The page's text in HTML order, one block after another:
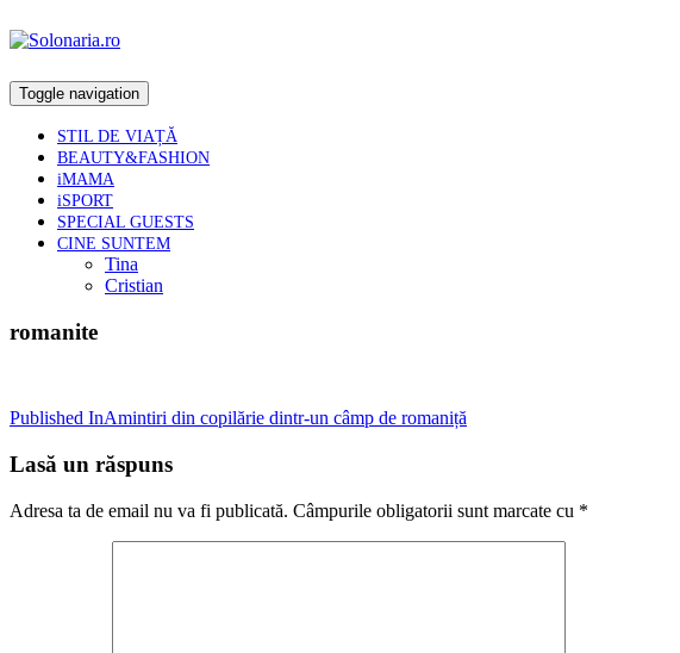
Toggle navigation
STIL DE VIAȚĂ
BEAUTY&FASHION
iMAMA
iSPORT
SPECIAL GUESTS
CINE SUNTEM
Tina
Cristian
romanite
Post
Published InAmintiri din copilărie dintr-un câmp de romaniță
Lasă un răspuns
Adresa ta de email nu va fi publicată. Câmpurile obligatorii sunt marcate cu *